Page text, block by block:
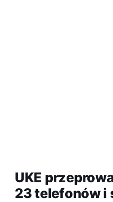
UKE
23 telefonów i